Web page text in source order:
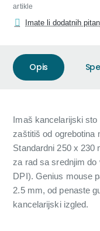
artikle
Imate li dodatnih
Opis
Imaš kancelarijski
zaštitiš od ogrebotina
Standardni 250 x 230
za rad sa srednjim
DPI). Genius mouse
2.5 mm, od penaste
kancelarijski izgled.